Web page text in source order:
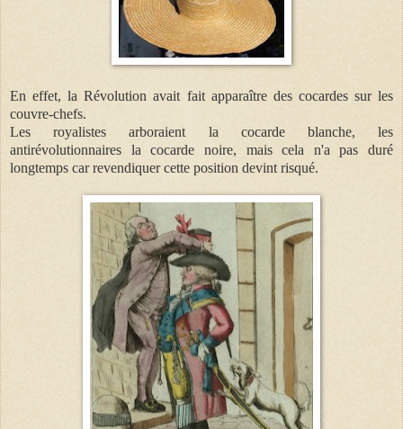
En effet, la Révolution avait fait apparaître des cocardes sur les
couvre-chefs.
Les royalistes arboraient la cocarde blanche, les
antirévolutionnaires la cocarde noire, mais cela n'a pas duré
longtemps car revendiquer cette position devint risqué.